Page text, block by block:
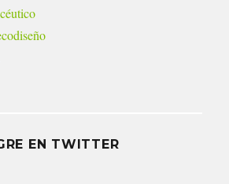
EN TWITTER